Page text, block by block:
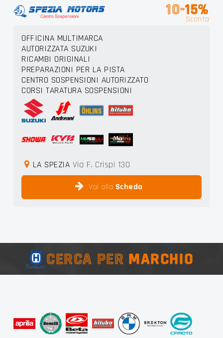
10-15%
Sconto
OFFICINA MULTIMARCA
AUTORIZZATA SUZUKI
RICAMBI ORIGINALI
PREPARAZIONI PER LA PISTA
CENTRO SOSPENSIONI AUTORIZZATO
CORSI TARATURA SOSPENSIONI
LA SPEZIA Via F. Crispi 130
Vai alla Scheda
CERCA PER MARCHIO